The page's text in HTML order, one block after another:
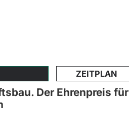
ZEITPLAN
Der Ehrenpreis für